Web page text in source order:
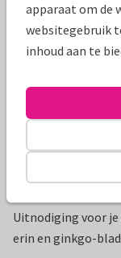
Uitnodiging voor
erin en ginkgo-
apparaat om de
websitegebruik
inhoud aan te